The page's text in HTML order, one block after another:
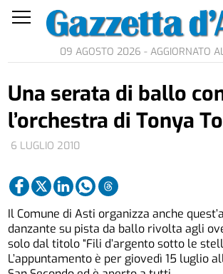
09 AGOSTO 2026 - AGGIORNATO
6 LUGLIO 2010
Una serata di ballo
l’orchestra di Tonya
Il Comune di Asti organizza anche
danzante su pista da ballo rivolta agli
solo dal titolo “Fili d’argento sotto le
L’appuntamento è per giovedì 15 luglio